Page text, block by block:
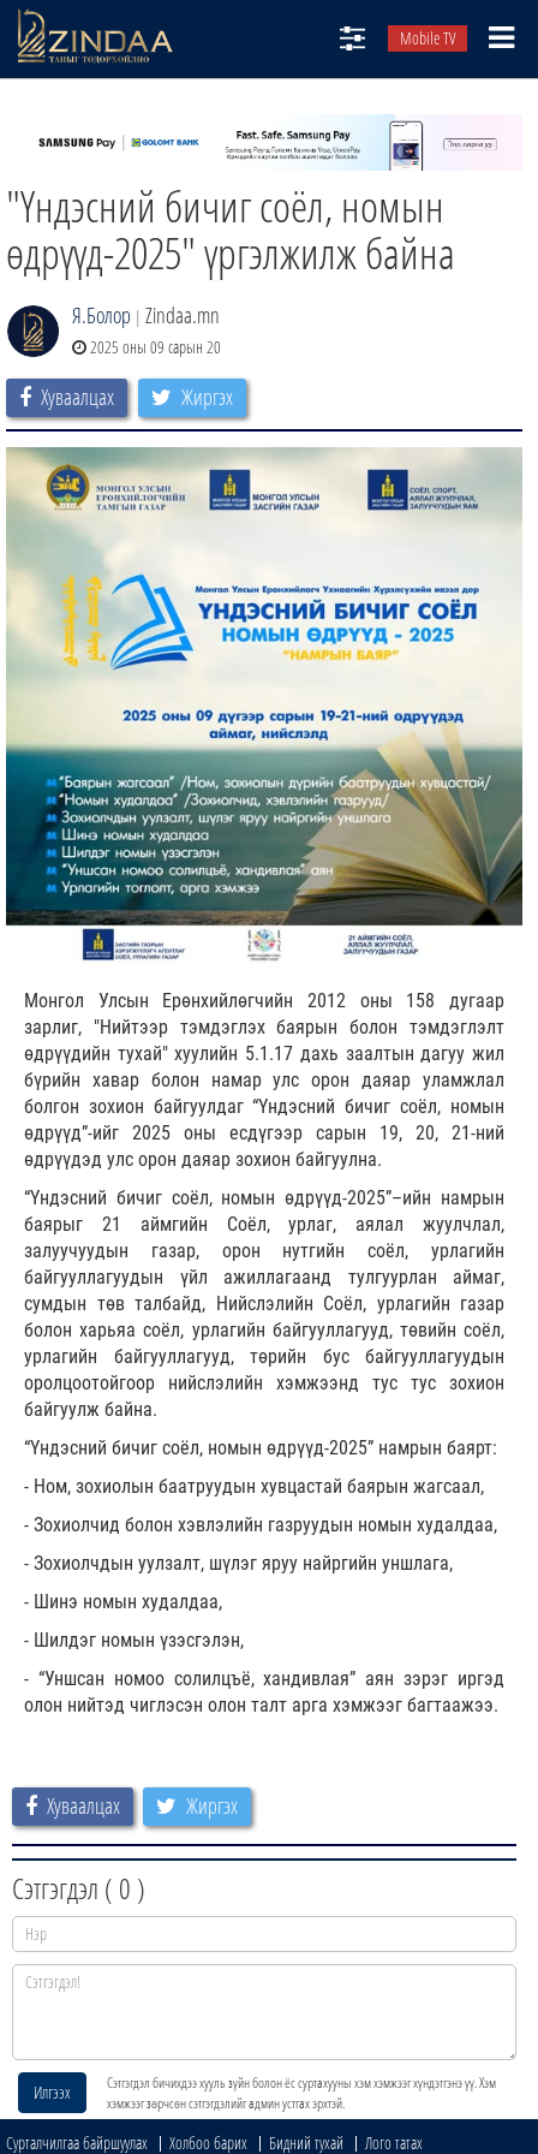
Mobile TV
ТВ8
ӨГЛӨӨНИЙ СОНИН
АУДИО ЗОХИОЛ
ЗИНДАА СЭТГҮҮЛ
"Үндэсний бичиг соёл, номын
өдрүүд-2025" үргэлжилж байна
Я.Болор | Zindaa.mn
2025 оны 09 сарын 20
Хуваалцах Жиргэх
Монгол Улсын Ерөнхийлөгчийн 2012 оны 158 дугаар
зарлиг, "Нийтээр тэмдэглэх баярын болон тэмдэглэлт
өдрүүдийн тухай" хуулийн 5.1.17 дахь заалтын дагуу жил
бүрийн хавар болон намар улс орон даяар уламжлал
болгон зохион байгуулдаг “Үндэсний бичиг соёл, номын
өдрүүд”-ийг 2025 оны есдүгээр сарын 19, 20, 21-ний
өдрүүдэд улс орон даяар зохион байгуулна.
“Үндэсний бичиг соёл, номын өдрүүд-2025”–ийн намрын
баярыг 21 аймгийн Соёл, урлаг, аялал жуулчлал,
залуучуудын газар, орон нутгийн соёл, урлагийн
байгууллагуудын үйл ажиллагаанд тулгуурлан аймаг,
сумдын төв талбайд, Нийслэлийн Соёл, урлагийн газар
болон харьяа соёл, урлагийн байгууллагууд, төвийн соёл,
урлагийн байгууллагууд, төрийн бус байгууллагуудын
оролцоотойгоор нийслэлийн хэмжээнд тус тус зохион
байгуулж байна.
“Үндэсний бичиг соёл, номын өдрүүд-2025” намрын баярт:
- Ном, зохиолын баатруудын хувцастай баярын жагсаал,
- Зохиолчид болон хэвлэлийн газруудын номын худалдаа,
- Зохиолчдын уулзалт, шүлэг яруу найргийн уншлага,
- Шинэ номын худалдаа,
- Шилдэг номын үзэсгэлэн,
- “Уншсан номоо солилцъё, хандивлая” аян зэрэг иргэд
олон нийтэд чиглэсэн олон талт арга хэмжээг багтаажээ.
Хуваалцах Жиргэх
Сэтгэгдэл ( 0 )
Илгээх
Сэтгэгдэл бичихдээ хууль зүйн болон ёс суртахууны хэм хэмжээг хүндэтгэнэ үү. Хэм
хэмжээг зөрчсөн сэтгэгдэлийг админ устгах эрхтэй.
Сурталчилгаа байршуулах Холбоо барих Бидний тухай Лого татах